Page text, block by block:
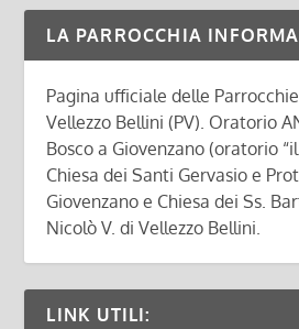
LA PARROCCHIA INFORMA
Pagina ufficiale delle
Vellezzo Bellini (PV). Oratorio
Bosco a Giovenzano (oratorio “il
Chiesa dei Santi Gervasio e
Giovenzano e Chiesa dei Ss.
Nicolò V. di Vellezzo Bellini.
LINK UTILI: